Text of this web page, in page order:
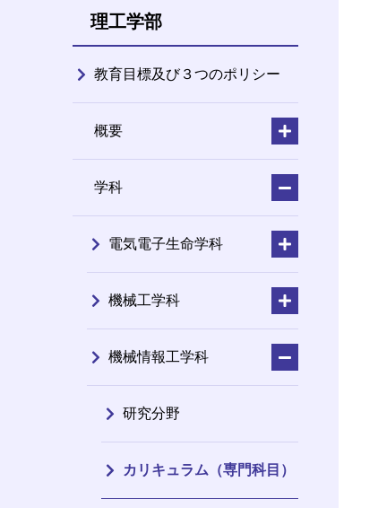
理工学部
教育目標及び３つのポリシー
概要
学科
電気電子生命学科
機械工学科
機械情報工学科
研究分野
カリキュラム（専門科目）